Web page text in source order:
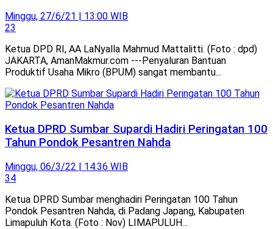
Minggu, 27/6/21 | 13:00 WIB
23
Ketua DPD RI, AA LaNyalla Mahmud Mattalitti. (Foto : dpd)
JAKARTA, AmanMakmur.com ---Penyaluran Bantuan
Produktif Usaha Mikro (BPUM) sangat membantu...
Ketua DPRD Sumbar Supardi Hadiri Peringatan 100
Tahun Pondok Pesantren Nahda
Minggu, 06/3/22 | 14:36 WIB
34
Ketua DPRD Sumbar menghadiri Peringatan 100 Tahun
Pondok Pesantren Nahda, di Padang Japang, Kabupaten
Limapuluh Kota. (Foto : Nov) LIMAPULUH...